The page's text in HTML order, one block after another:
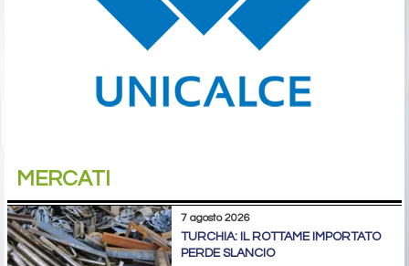
MERCATI
7 agosto 2026
TURCHIA: IL ROTTAME IMPORTATO
PERDE SLANCIO